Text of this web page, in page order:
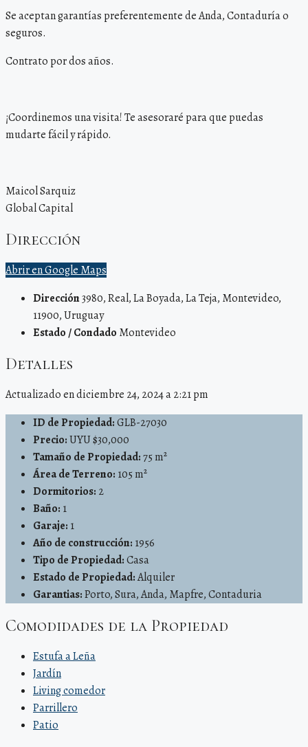
Se aceptan garantías preferentemente de Anda, Contaduría o
seguros.
Contrato por dos años.
¡Coordinemos una visita! Te asesoraré para que puedas
mudarte fácil y rápido.
Maicol Sarquiz
Global Capital
Dirección
Abrir en Google Maps
Dirección3980, Real, La Boyada, La Teja, Montevideo,
11900, Uruguay
Estado / Condado Montevideo
Detalles
Actualizado en diciembre 24, 2024 a 2:21 pm
ID de Propiedad:GLB-27030
Precio:UYU $30,000
Tamaño de Propiedad:75 m²
Área de Terreno: 105 m²
Dormitorios: 2
Baño: 1
Garaje: 1
Año de construcción: 1956
Tipo de Propiedad:Casa
Estado de Propiedad:Alquiler
Garantias:Porto, Sura, Anda, Mapfre, Contaduria
Comodidades de la Propiedad
Estufa a Leña
Jardín
Living comedor
Parrillero
Patio